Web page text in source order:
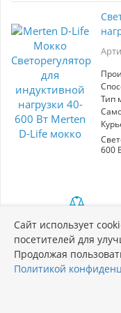
Тип
600
Сайт использует
посетителей для
Продолжая
Политикой